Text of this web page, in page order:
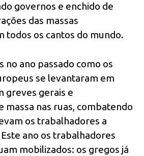
governos e enchido de
das massas
todos os cantos do mundo.
no ano passado como os
se levantaram em
greves gerais e
massa nas ruas, combatendo
os trabalhadores a
ano os trabalhadores
mobilizados: os gregos já